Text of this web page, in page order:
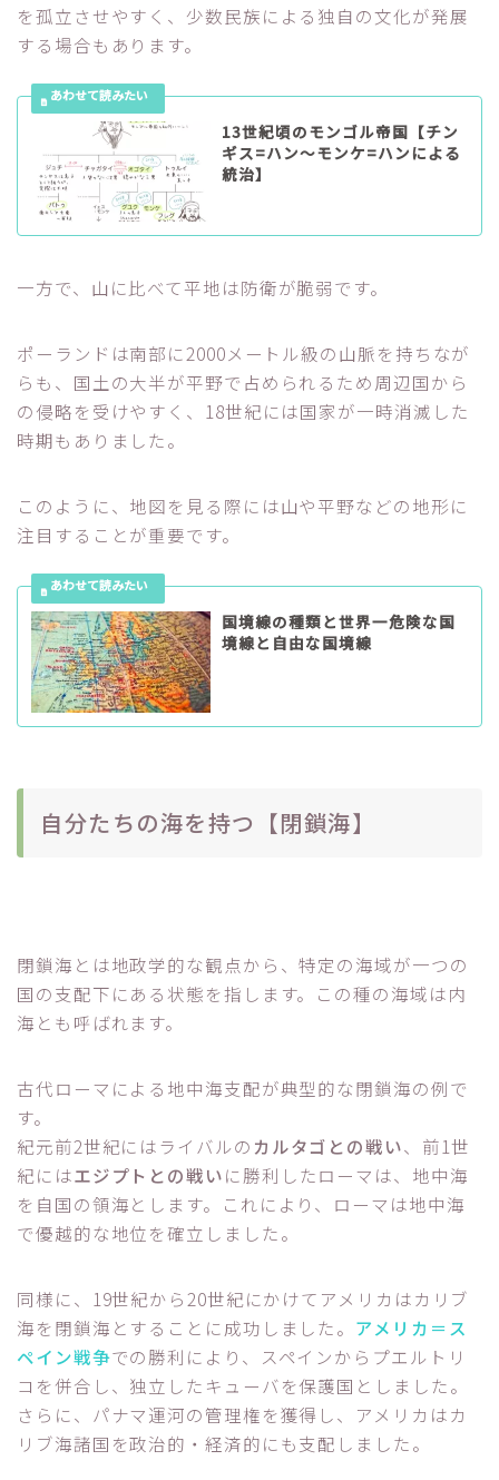
を孤立させやすく、少数民族による独自の文化が発展
する場合もあります。
13世紀頃のモンゴル帝国【チン
ギス=ハン～モンケ=ハンによる
統治】
一方で、山に比べて平地は防衛が脆弱です。
ポーランドは南部に2000メートル級の山脈を持ちなが
らも、国土の大半が平野で占められるため周辺国から
の侵略を受けやすく、18世紀には国家が一時消滅した
時期もありました。
このように、地図を見る際には山や平野などの地形に
注目することが重要です。
国境線の種類と世界一危険な国
境線と自由な国境線
自分たちの海を持つ【閉鎖海】
閉鎖海とは地政学的な観点から、特定の海域が一つの
国の支配下にある状態を指します。この種の海域は内
海とも呼ばれます。
古代ローマによる地中海支配が典型的な閉鎖海の例で
す。
紀元前2世紀にはライバルの カルタゴとの戦い、前1世
紀にはエジプトとの戦いに勝利したローマは、地中海
を自国の領海とします。これにより、ローマは地中海
で優越的な地位を確立しました。
同様に、19世紀から20世紀にかけてアメリカはカリブ
海を閉鎖海とすることに成功しました。 アメリカ＝ス
ペイン戦争での勝利により、スペインからプエルトリ
コを併合し、独立したキューバを保護国としました。
さらに、パナマ運河の管理権を獲得し、アメリカはカ
リブ海諸国を政治的・経済的にも支配しました。